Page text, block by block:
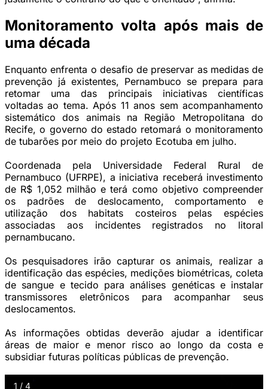
Monitoramento volta após mais de
uma década
Enquanto enfrenta o desafio de preservar as medidas de
prevenção já existentes, Pernambuco se prepara para
retomar uma das principais iniciativas científicas
voltadas ao tema. Após 11 anos sem acompanhamento
sistemático dos animais na Região Metropolitana do
Recife, o governo do estado retomará o monitoramento
de tubarões por meio do projeto Ecotuba em julho.
Coordenada pela Universidade Federal Rural de
Pernambuco (UFRPE), a iniciativa receberá investimento
de R$ 1,052 milhão e terá como objetivo compreender
os padrões de deslocamento, comportamento e
utilização dos habitats costeiros pelas espécies
associadas aos incidentes registrados no litoral
pernambucano.
Os pesquisadores irão capturar os animais, realizar a
identificação das espécies, medições biométricas, coleta
de sangue e tecido para análises genéticas e instalar
transmissores eletrônicos para acompanhar seus
deslocamentos.
As informações obtidas deverão ajudar a identificar
áreas de maior e menor risco ao longo da costa e
subsidiar futuras políticas públicas de prevenção.
1 / 4